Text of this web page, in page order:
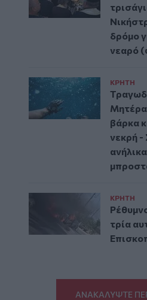
δρόμο
νεαρό
ΚΡΗΤΗ
βάρκα
νεκρή -
ΚΡΗΤΗ
τρία
ΑΝΑΚΑΛΥΨΤΕ